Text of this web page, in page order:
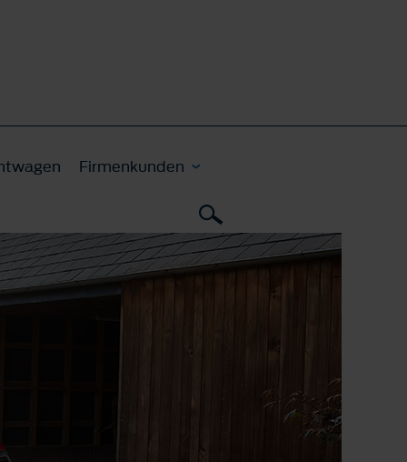
Firmenkunden